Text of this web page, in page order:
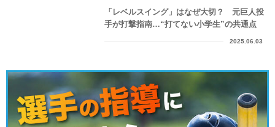
「レベルスイング」はなぜ大切？ 元巨人投
手が打撃指南…“打てない小学生”の共通点
2025.06.03